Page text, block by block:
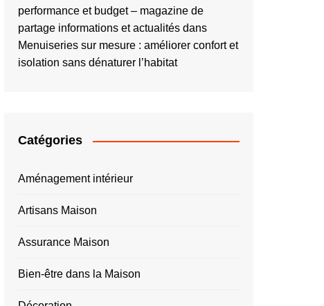
performance et budget – magazine de
partage informations et actualités dans
Menuiseries sur mesure : améliorer confort et
isolation sans dénaturer l’habitat
Catégories
Aménagement intérieur
Artisans Maison
Assurance Maison
Bien-être dans la Maison